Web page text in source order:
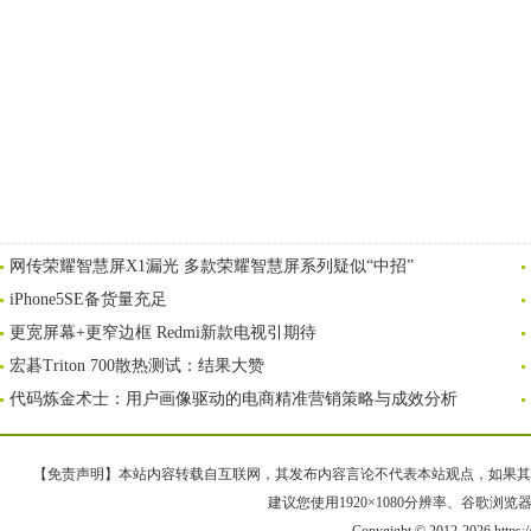
网传荣耀智慧屏X1漏光 多款荣耀智慧屏系列疑似“中招”
iPhone5SE备货量充足
更宽屏幕+更窄边框 Redmi新款电视引期待
宏碁Triton 700散热测试：结果大赞
代码炼金术士：用户画像驱动的电商精准营销策略与成效分析
【免责声明】本站内容转载自互联网，其发布内容言论不代表本站观点，如果
建议您使用1920×1080分辨率、谷歌浏览